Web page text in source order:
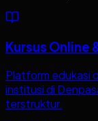
Kursus Online
Platform edukasi
institusi di
terstruktur.